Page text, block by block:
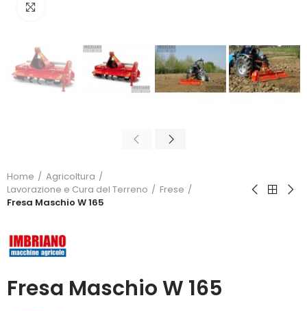
Home
Agricoltura
Lavorazione e Cura del Terreno
Frese
Fresa Maschio W 165
Fresa Maschio W 165